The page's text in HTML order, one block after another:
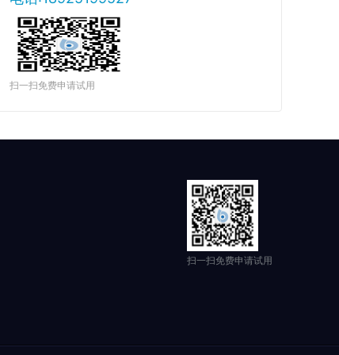
扫一扫免费申请试用
扫一扫免费申请试用